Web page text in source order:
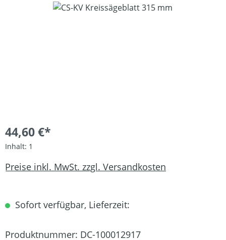
Bildergalerie überspringen
44,60 €*
Inhalt: 1
Preise inkl. MwSt. zzgl. Versandkosten
Sofort verfügbar, Lieferzeit:
Produktnummer: DC-100012917